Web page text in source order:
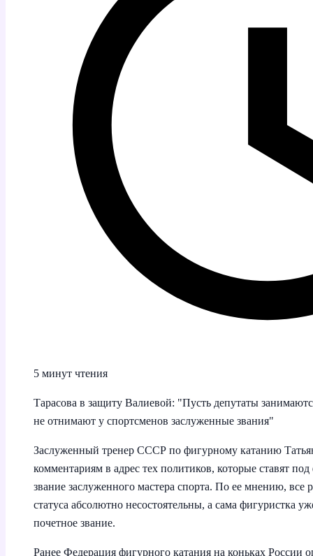
5 минут чтения
Тарасова в защиту Валиевой: "Пусть депутаты
не отнимают у спортсменов заслуженные звания"
Заслуженный тренер СССР по фигурному катанию
комментариям в адрес тех политиков, которые ставят
звание заслуженного мастера спорта. По ее мнению, все
статуса абсолютно несостоятельны, а сама фигуристка
почетное звание.
Ранее Федерация фигурного катания на коньках России